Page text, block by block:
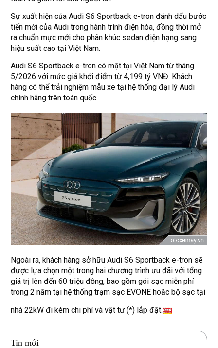
Sự xuất hiện của Audi S6 Sportback e-tron đánh dấu bước
tiến mới của Audi trong hành trình điện hóa, đồng thời mở
ra chuẩn mực mới cho phân khúc sedan điện hạng sang
hiệu suất cao tại Việt Nam.
Audi S6 Sportback e-tron có mặt tại Việt Nam từ tháng
5/2026 với mức giá khởi điểm từ 4,199 tỷ VNĐ. Khách
hàng có thể trải nghiệm mẫu xe tại hệ thống đại lý Audi
chính hãng trên toàn quốc.
Ngoài ra, khách hàng sở hữu Audi S6 Sportback e-tron sẽ
được lựa chọn một trong hai chương trình ưu đãi với tổng
giá trị lên đến 60 triệu đồng, bao gồm gói sạc miễn phí
trong 2 năm tại hệ thống trạm sạc EVONE hoặc bộ sạc tại
nhà 22kW đi kèm chi phí và vật tư (*) lắp đặt.
Tin mới